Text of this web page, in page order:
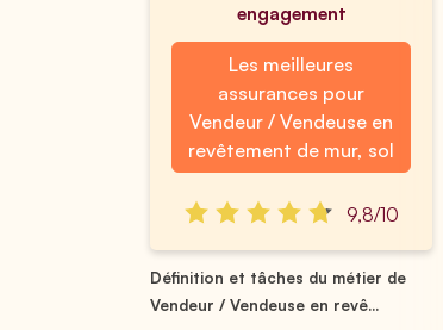
engagement
Les meilleures
assurances pour
Vendeur / Vendeuse en
revêtement de mur, sol
9,8/10
Définition et tâches du métier de
Vendeur / Vendeuse en revê...